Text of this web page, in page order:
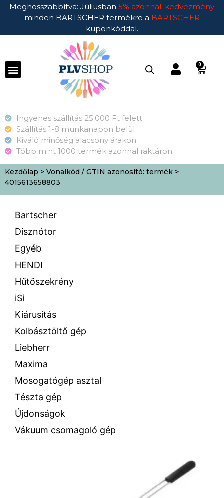
Meghosszabbítva: Júliusban 5% azonnali kedvezmény
minden BARTSCHER termékre a BARTSCHER
kuponkóddal.
0
Ingyenes szállítás 25.000 Ft felett
Szállítás 1-8 munkanapon belül
Kiváló minőség alacsony árakon
Több mint 1000 termék azonnal raktáron
Kezdőlap > Vonalkód / GTIN azonosító: termék >
4015613658803
Bartscher
Disznótor
Egyéb
HENDI
Hűtőszekrény
iSi
Kiárusítás
Kolbásztöltő gép
Liebherr
Maxima
Mosogatógép asztal
Tészta gép
Újdonságok
Vákuum csomagoló gép